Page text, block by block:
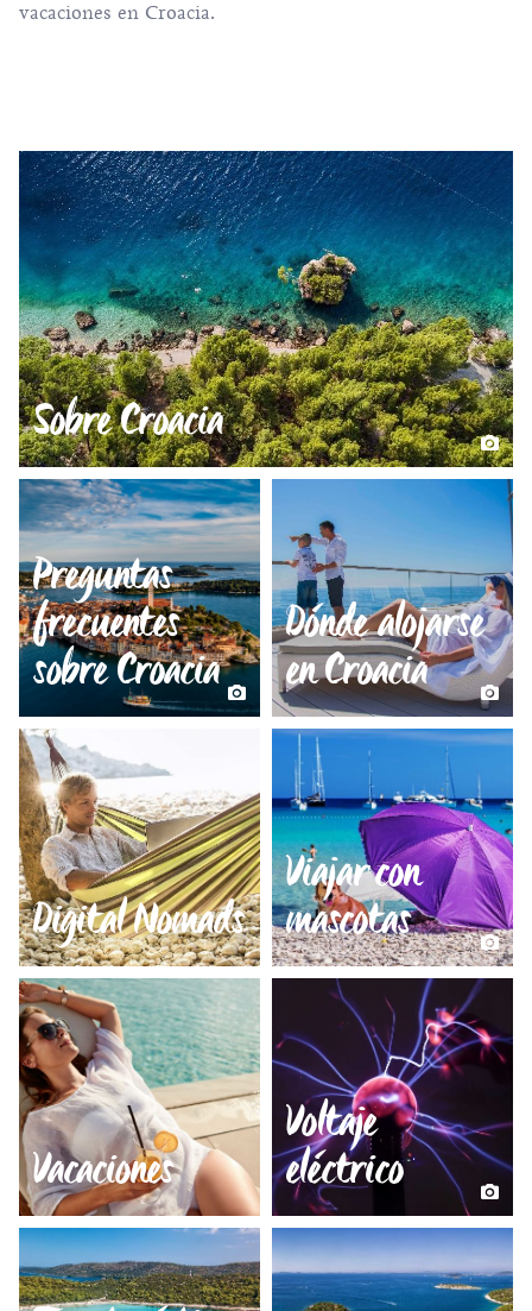
vacaciones en Croacia.
Sobre Croacia
Preguntas
frecuentes
sobre Croacia
Dónde alojarse
en Croacia
Digital Nomads
Viajar con
mascotas
Vacaciones
Voltaje
eléctrico